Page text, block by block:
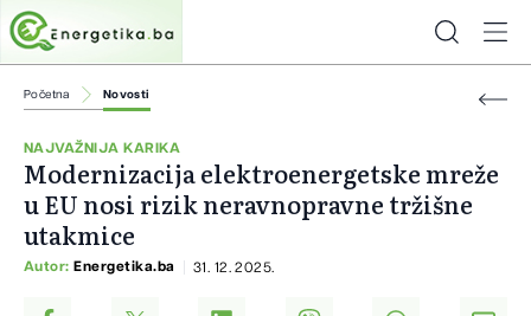
Početna Novosti
NAJVAŽNIJA KARIKA
Modernizacija elektroenergetske mreže
u EU nosi rizik neravnopravne tržišne
utakmice
Autor: Energetika.ba 31. 12. 2025.